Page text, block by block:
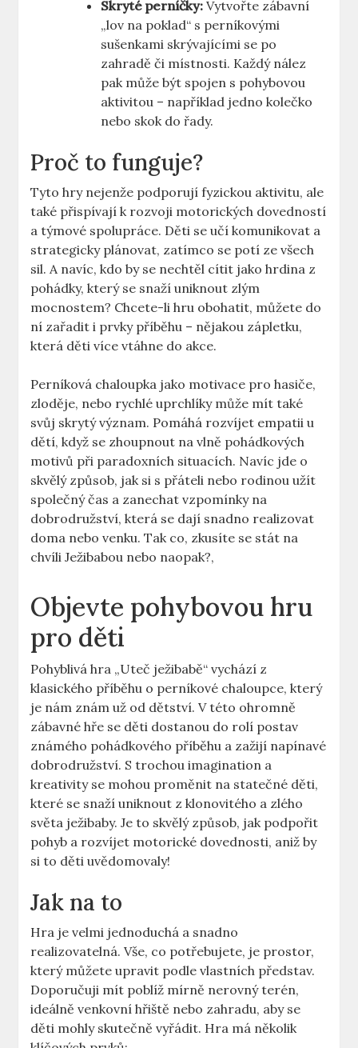
Skryté perníčky: Vytvořte zábavní
„lov na poklad“ s perníkovými
sušenkami skrývajícími se po
zahradě či místnosti. Každý nález
pak může být spojen s pohybovou
aktivitou – například jedno kolečko
nebo skok do řady.
Proč to funguje?
Tyto hry nejenže podporují fyzickou aktivitu, ale
také přispívají k rozvoji motorických dovedností
a týmové spolupráce. Děti se učí komunikovat a
strategicky plánovat, zatímco se potí ze všech
sil. A navíc, kdo by se nechtěl cítit jako hrdina z
pohádky, který se snaží uniknout zlým
mocnostem? Chcete-li hru obohatit, můžete do
ní zařadit i prvky příběhu – nějakou zápletku,
která děti více vtáhne do akce.
Perníková chaloupka jako motivace pro hasiče,
zloděje, nebo rychlé uprchlíky může mít také
svůj skrytý význam. Pomáhá rozvíjet empatii u
dětí, když se zhoupnout na vlně pohádkových
motivů při paradoxních situacích. Navíc jde o
skvělý způsob, jak si s přáteli nebo rodinou užít
společný čas a zanechat vzpomínky na
dobrodružství, která se dají snadno realizovat
doma nebo venku. Tak co, zkusíte se stát na
chvíli Ježibabou nebo naopak?,
Objevte pohybovou hru
pro děti
Pohyblivá hra „Uteč ježibabě“ vychází z
klasického příběhu o perníkové chaloupce, který
je nám znám už od dětství. V této ohromně
zábavné hře se děti dostanou do rolí postav
známého pohádkového příběhu a zažijí napínavé
dobrodružství. S trochou imagination a
kreativity se mohou proměnit na statečné děti,
které se snaží uniknout z klonovitého a zlého
světa ježibaby. Je to skvělý způsob, jak podpořit
pohyb a rozvíjet motorické dovednosti, aniž by
si to děti uvědomovaly!
Jak na to
Hra je velmi jednoduchá a snadno
realizovatelná. Vše, co potřebujete, je prostor,
který můžete upravit podle vlastních představ.
Doporučuji mít poblíž mírně nerovný terén,
ideálně venkovní hřiště nebo zahradu, aby se
děti mohly skutečně vyřádit. Hra má několik